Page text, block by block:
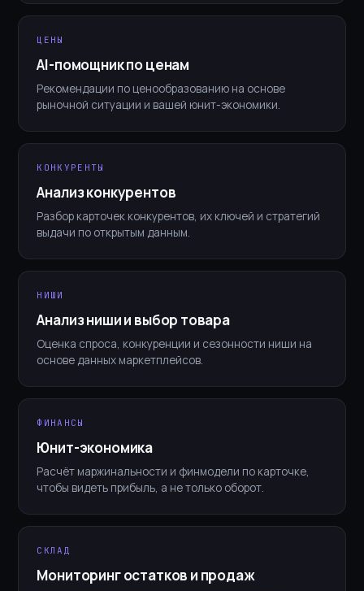
ЦЕНЫ
AI-помощник по ценам
Рекомендации по ценообразованию на основе
рыночной ситуации и вашей юнит-экономики.
КОНКУРЕНТЫ
Анализ конкурентов
Разбор карточек конкурентов, их ключей и стратегий
выдачи по открытым данным.
НИШИ
Анализ ниши и выбор товара
Оценка спроса, конкуренции и сезонности ниши на
основе данных маркетплейсов.
ФИНАНСЫ
Юнит-экономика
Расчёт маржинальности и финмодели по карточке,
чтобы видеть прибыль, а не только оборот.
СКЛАД
Мониторинг остатков и продаж